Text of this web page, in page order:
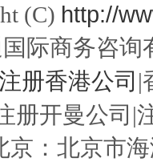
(C) http://
际商务咨询
册香港公司 |
册开曼公司|
京：北京市